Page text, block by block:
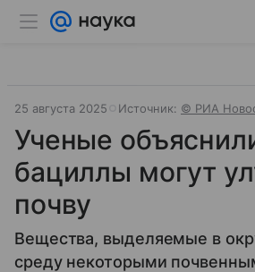
25 августа 2025 Источник: © РИА
Ученые
бациллы могут
почву
Вещества, выделяемые в
среду некоторыми